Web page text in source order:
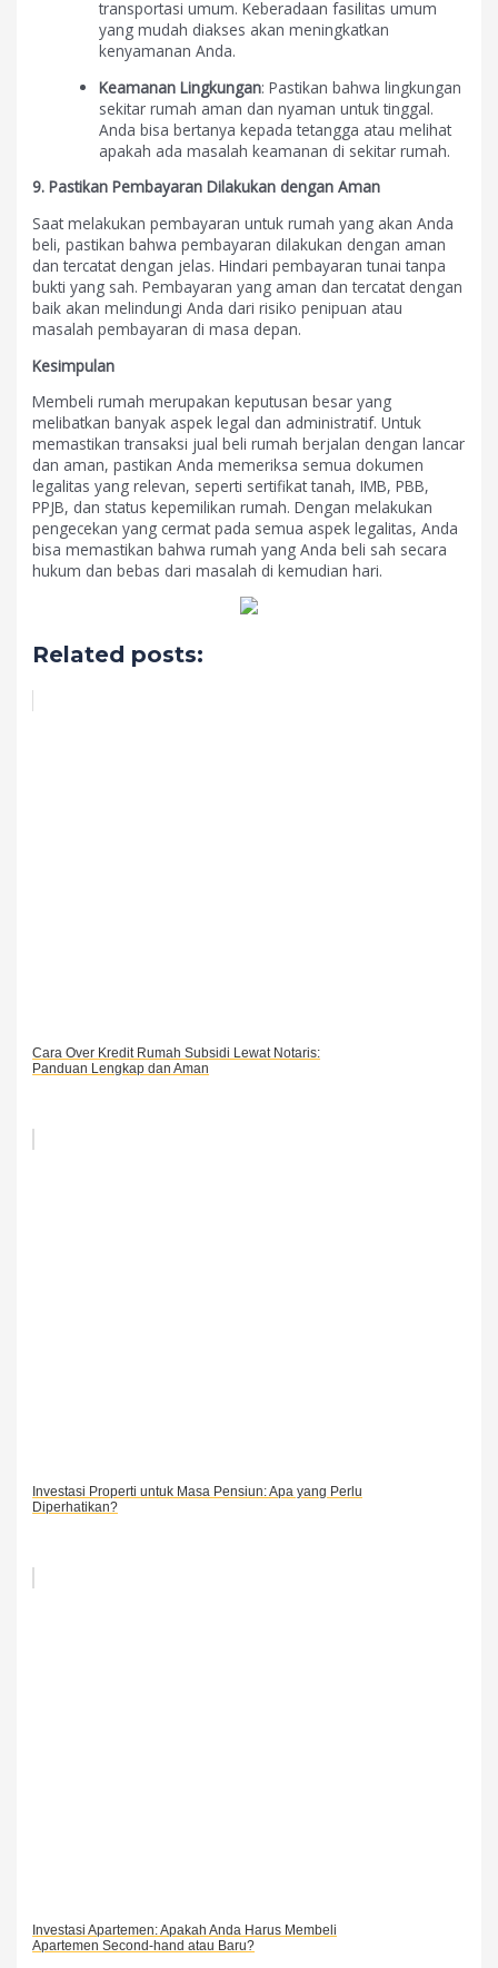
transportasi umum. Keberadaan fasilitas umum
yang mudah diakses akan meningkatkan
kenyamanan Anda.
Keamanan Lingkungan: Pastikan bahwa lingkungan
sekitar rumah aman dan nyaman untuk tinggal.
Anda bisa bertanya kepada tetangga atau melihat
apakah ada masalah keamanan di sekitar rumah.
9. Pastikan Pembayaran Dilakukan dengan Aman
Saat melakukan pembayaran untuk rumah yang akan Anda
beli, pastikan bahwa pembayaran dilakukan dengan aman
dan tercatat dengan jelas. Hindari pembayaran tunai tanpa
bukti yang sah. Pembayaran yang aman dan tercatat dengan
baik akan melindungi Anda dari risiko penipuan atau
masalah pembayaran di masa depan.
Kesimpulan
Membeli rumah merupakan keputusan besar yang
melibatkan banyak aspek legal dan administratif. Untuk
memastikan transaksi jual beli rumah berjalan dengan lancar
dan aman, pastikan Anda memeriksa semua dokumen
legalitas yang relevan, seperti sertifikat tanah, IMB, PBB,
PPJB, dan status kepemilikan rumah. Dengan melakukan
pengecekan yang cermat pada semua aspek legalitas, Anda
bisa memastikan bahwa rumah yang Anda beli sah secara
hukum dan bebas dari masalah di kemudian hari.
Related posts:
Cara Over Kredit Rumah Subsidi Lewat Notaris:
Panduan Lengkap dan Aman
Investasi Properti untuk Masa Pensiun: Apa yang Perlu
Diperhatikan?
Investasi Apartemen: Apakah Anda Harus Membeli
Apartemen Second-hand atau Baru?